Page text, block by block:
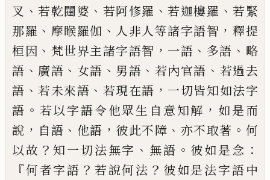
叉 、若乾闥婆 、 若阿修羅 、若迦樓羅 、若緊
那羅 、 摩睺羅伽 、 人非人等諸字語智 ，釋提
桓因 、 梵世界主諸字語智 ， 一語 、 多語 、 略
語 、 廣語 、 女語 、 男語 、 若內官語 、 若過去
語 、若未來語 、 若現在語 ， 一切皆知如法字
語 。 若以字語令他眾生自意知解 ， 如是而
說 ， 自語 、 他語 ， 彼此不障 、 亦不取著 。 何
以故 ？知一切法無字 、 無語 。 彼如是念 ：
『何者字語 ？ 若說何法 ？ 彼如是法字語中